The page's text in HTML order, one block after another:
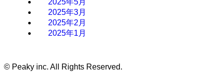
2025年5月
2025年3月
2025年2月
2025年1月
© Peaky inc. All Rights Reserved.